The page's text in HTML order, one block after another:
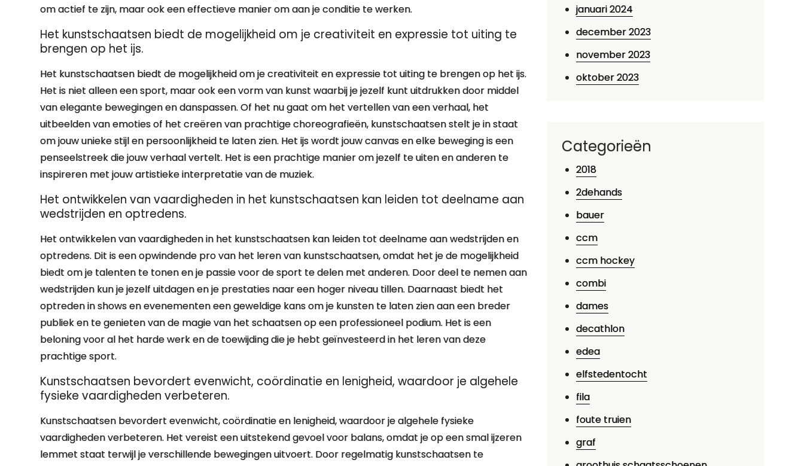
om actief te zijn, maar ook een effectieve manier om aan je conditie te werken.
Het kunstschaatsen biedt de mogelijkheid om je creativiteit en expressie tot uiting te
brengen op het ijs.
Het kunstschaatsen biedt de mogelijkheid om je creativiteit en expressie tot uiting te brengen op het ijs.
Het is niet alleen een sport, maar ook een vorm van kunst waarbij je jezelf kunt uitdrukken door middel
van elegante bewegingen en danspassen. Of het nu gaat om het vertellen van een verhaal, het
uitbeelden van emoties of het creëren van prachtige choreografieën, kunstschaatsen stelt je in staat
om jouw unieke stijl en persoonlijkheid te laten zien. Het ijs wordt jouw canvas en elke beweging is een
penseelstreek die jouw verhaal vertelt. Het is een prachtige manier om jezelf te uiten en anderen te
inspireren met jouw artistieke interpretatie van de muziek.
Het ontwikkelen van vaardigheden in het kunstschaatsen kan leiden tot deelname aan
wedstrijden en optredens.
Het ontwikkelen van vaardigheden in het kunstschaatsen kan leiden tot deelname aan wedstrijden en
optredens. Dit is een opwindende pro van het leren van kunstschaatsen, omdat het je de mogelijkheid
biedt om je talenten te tonen en je passie voor de sport te delen met anderen. Door deel te nemen aan
wedstrijden kun je jezelf uitdagen en je prestaties naar een hoger niveau tillen. Daarnaast biedt het
optreden in shows en evenementen een geweldige kans om je kunsten te laten zien aan een breder
publiek en te genieten van de magie van het schaatsen op een professioneel podium. Het is een
beloning voor al het harde werk en de toewijding die je hebt geïnvesteerd in het leren van deze
prachtige sport.
Kunstschaatsen bevordert evenwicht, coördinatie en lenigheid, waardoor je algehele
fysieke vaardigheden verbeteren.
Kunstschaatsen bevordert evenwicht, coördinatie en lenigheid, waardoor je algehele fysieke
vaardigheden verbeteren. Het vereist een uitstekend gevoel voor balans, omdat je op een smal ijzeren
lemmet staat terwijl je verschillende bewegingen uitvoert. Door regelmatig kunstschaatsen te
januari 2024
december 2023
november 2023
oktober 2023
Categorieën
2018
2dehands
bauer
ccm
ccm hockey
combi
dames
decathlon
edea
elfstedentocht
fila
foute truien
graf